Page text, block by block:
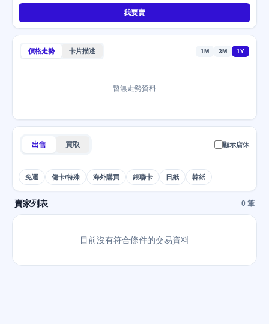
我要賣
價格走勢 卡片描述 1M 3M 1Y
暫無走勢資料
出售 買取 顯示店休
免運 傷卡/特殊 海外購買 銀聯卡 日紙 韓紙
賣家列表 0 筆
目前沒有符合條件的交易資料